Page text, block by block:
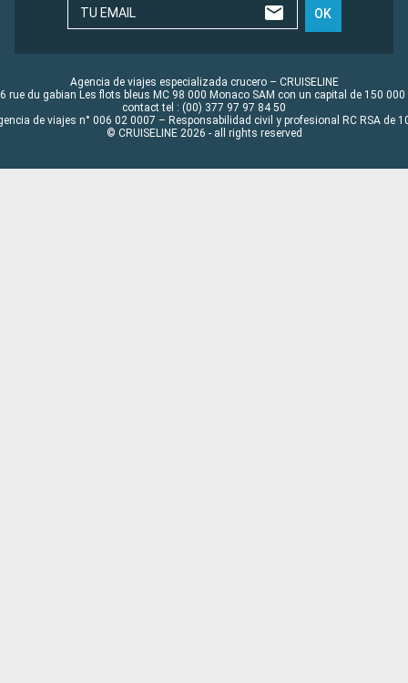
TU EMAIL OK
Agencia de viajes especializada crucero – CRUISELINE
rue du gabian Les flots bleus MC 98 000 Monaco SAM con un capital de 150 000
contact tel : (00) 377 97 97 84 50
de viajes n° 006 02 0007 – Responsabilidad civil y profesional RC RSA de
© CRUISELINE 2026 - all rights reserved